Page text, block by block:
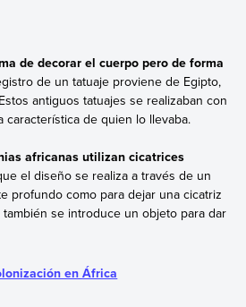
de decorar el cuerpo pero de forma
de un tatuaje proviene de Egipto,
antiguos tatuajes se realizaban con
de quien lo llevaba.
africanas utilizan cicatrices
el diseño se realiza a través de un
profundo como para dejar una cicatriz
se introduce un objeto para dar
en África